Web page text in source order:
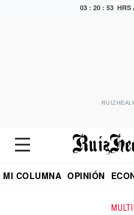
03 : 20 : 53 HRS
MI COLUMNA OPINIÓN